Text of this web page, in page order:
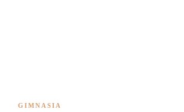
GIMNASIA